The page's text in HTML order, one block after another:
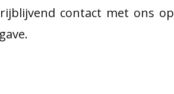
contact met ons op